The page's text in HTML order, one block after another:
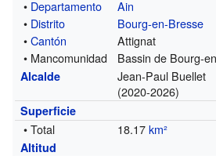
• Departamento
Ain
• Distrito
Bourg-en-Bresse
•Cantón
Attignat
• Mancomunidad
Bassin de Bourg-
Alcalde
Jean-Paul Buellet
(2020-2026)
Superficie
• Total 18.17km²
Altitud